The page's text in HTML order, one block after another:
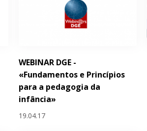
WEBINAR DGE -
«Fundamentos e Princípios
para a pedagogia da
infância»
19.04.17